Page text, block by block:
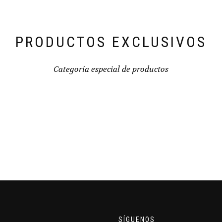
PRODUCTOS EXCLUSIVOS
Categoría especial de productos
SÍGUENOS